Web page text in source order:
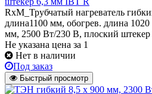
RxM_Трубчатый нагреватель
длина1100 мм, обогрев. длина
мм, 2500 Вт/230 В, плоский
Не указана цена за 1
Нет в наличии
Под заказ
Быстрый просмотр